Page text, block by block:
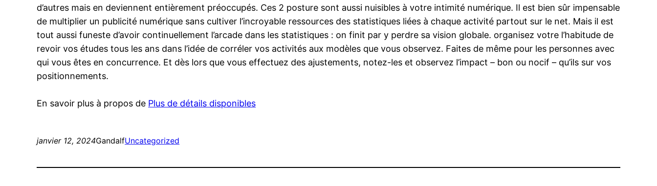
d’autres mais en deviennent entièrement préoccupés. Ces 2 posture sont aussi nuisibles à votre intimité numérique. Il est bien sûr impensable
de multiplier un publicité numérique sans cultiver l’incroyable ressources des statistiques liées à chaque activité partout sur le net. Mais il est
tout aussi funeste d’avoir continuellement l’arcade dans les statistiques : on finit par y perdre sa vision globale. organisez votre l’habitude de
revoir vos études tous les ans dans l’idée de corréler vos activités aux modèles que vous observez. Faites de même pour les personnes avec
qui vous êtes en concurrence. Et dès lors que vous effectuez des ajustements, notez-les et observez l’impact – bon ou nocif – qu’ils sur vos
positionnements.
En savoir plus à propos de Plus de détails disponibles
janvier 12, 2024GandalfUncategorized